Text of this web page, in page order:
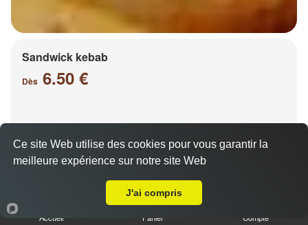
Sandwick kebab
Dès 6.50 €
Accueil Panier Compte
Ce site Web utilise des cookies pour vous garantir la
meilleure expérience sur notre site Web
J'ai compris